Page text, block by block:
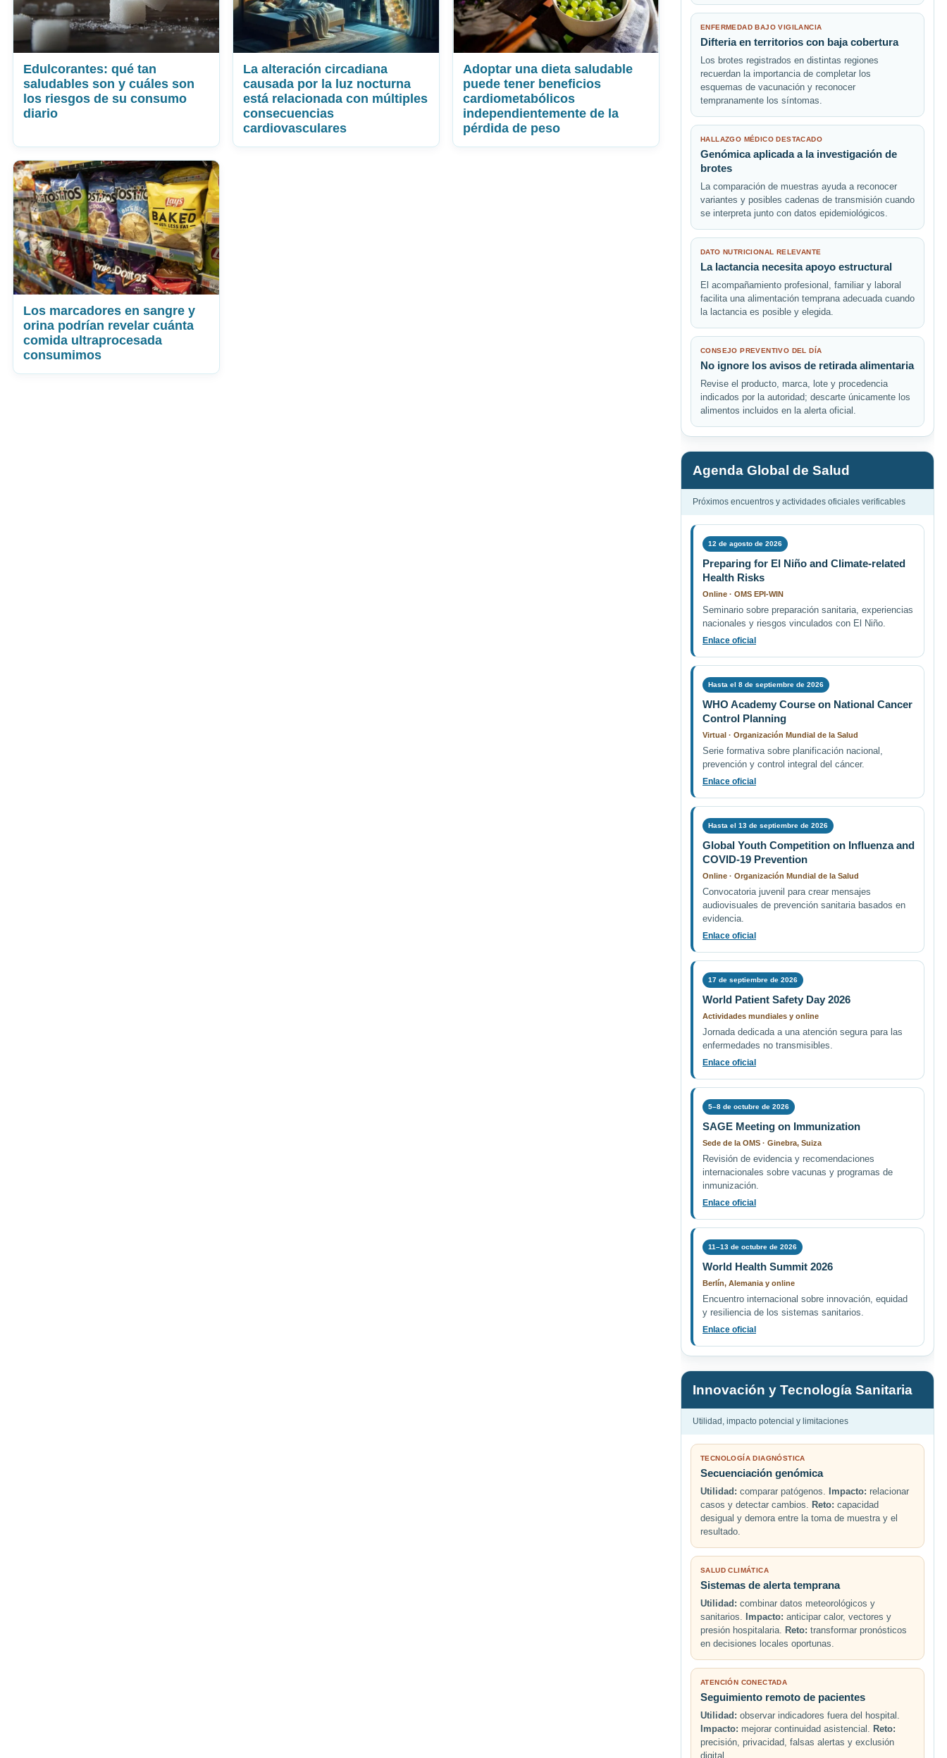
Edulcorantes: qué tan
saludables son y cuáles son
los riesgos de su consumo
diario
La alteración circadiana
causada por la luz nocturna
está relacionada con múltiples
consecuencias
cardiovasculares
Adoptar una dieta saludable
puede tener beneficios
cardiometabólicos
independientemente de la
pérdida de peso
Los marcadores en sangre y
orina podrían revelar cuánta
comida ultraprocesada
consumimos
ENFERMEDAD BAJO VIGILANCIA
Difteria en territorios con baja cobertura
Los brotes registrados en distintas regiones
recuerdan la importancia de completar los
esquemas de vacunación y reconocer
tempranamente los síntomas.
HALLAZGO MÉDICO DESTACADO
Genómica aplicada a la investigación de
brotes
La comparación de muestras ayuda a reconocer
variantes y posibles cadenas de transmisión cuando
se interpreta junto con datos epidemiológicos.
DATO NUTRICIONAL RELEVANTE
La lactancia necesita apoyo estructural
El acompañamiento profesional, familiar y laboral
facilita una alimentación temprana adecuada cuando
la lactancia es posible y elegida.
CONSEJO PREVENTIVO DEL DÍA
No ignore los avisos de retirada alimentaria
Revise el producto, marca, lote y procedencia
indicados por la autoridad; descarte únicamente los
alimentos incluidos en la alerta oficial.
Agenda Global de Salud
Próximos encuentros y actividades oficiales verificables
12 de agosto de 2026
Preparing for El Niño and Climate-related
Health Risks
Online · OMS EPI-WIN
Seminario sobre preparación sanitaria, experiencias
nacionales y riesgos vinculados con El Niño.
Enlace oficial
Hasta el 8 de septiembre de 2026
WHO Academy Course on National Cancer
Control Planning
Virtual · Organización Mundial de la Salud
Serie formativa sobre planificación nacional,
prevención y control integral del cáncer.
Enlace oficial
Hasta el 13 de septiembre de 2026
Global Youth Competition on Influenza and
COVID-19 Prevention
Online · Organización Mundial de la Salud
Convocatoria juvenil para crear mensajes
audiovisuales de prevención sanitaria basados en
evidencia.
Enlace oficial
17 de septiembre de 2026
World Patient Safety Day 2026
Actividades mundiales y online
Jornada dedicada a una atención segura para las
enfermedades no transmisibles.
Enlace oficial
5–8 de octubre de 2026
SAGE Meeting on Immunization
Sede de la OMS · Ginebra, Suiza
Revisión de evidencia y recomendaciones
internacionales sobre vacunas y programas de
inmunización.
Enlace oficial
11–13 de octubre de 2026
World Health Summit 2026
Berlín, Alemania y online
Encuentro internacional sobre innovación, equidad
y resiliencia de los sistemas sanitarios.
Enlace oficial
Innovación y Tecnología Sanitaria
Utilidad, impacto potencial y limitaciones
TECNOLOGÍA DIAGNÓSTICA
Secuenciación genómica
Utilidad: comparar patógenos. Impacto: relacionar
casos y detectar cambios. Reto: capacidad
desigual y demora entre la toma de muestra y el
resultado.
SALUD CLIMÁTICA
Sistemas de alerta temprana
Utilidad: combinar datos meteorológicos y
sanitarios. Impacto: anticipar calor, vectores y
presión hospitalaria. Reto: transformar pronósticos
en decisiones locales oportunas.
ATENCIÓN CONECTADA
Seguimiento remoto de pacientes
Utilidad: observar indicadores fuera del hospital.
Impacto: mejorar continuidad asistencial. Reto:
precisión, privacidad, falsas alertas y exclusión
digital.